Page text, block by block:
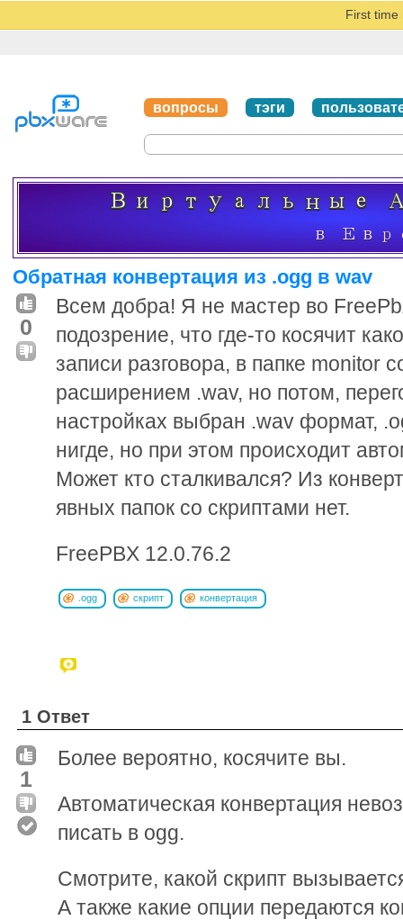
First time
вопросы тэги
Обратная конвертация из .ogg в wav
0
Всем добра! Я не мастер во
подозрение, что где-то косячит
записи разговора, в папке monitor
расширением .wav, но потом,
настройках выбран .wav формат,
нигде, но при этом происходит
Может кто сталкивался? Из
явных папок со скриптами нет.
FreePBX 12.0.76.2
.ogg скрипт конвертация
1 Ответ
1
Более вероятно, косячите вы.
Автоматическая конвертация
писать в ogg.
Смотрите, какой скрипт
А также какие опции передаются